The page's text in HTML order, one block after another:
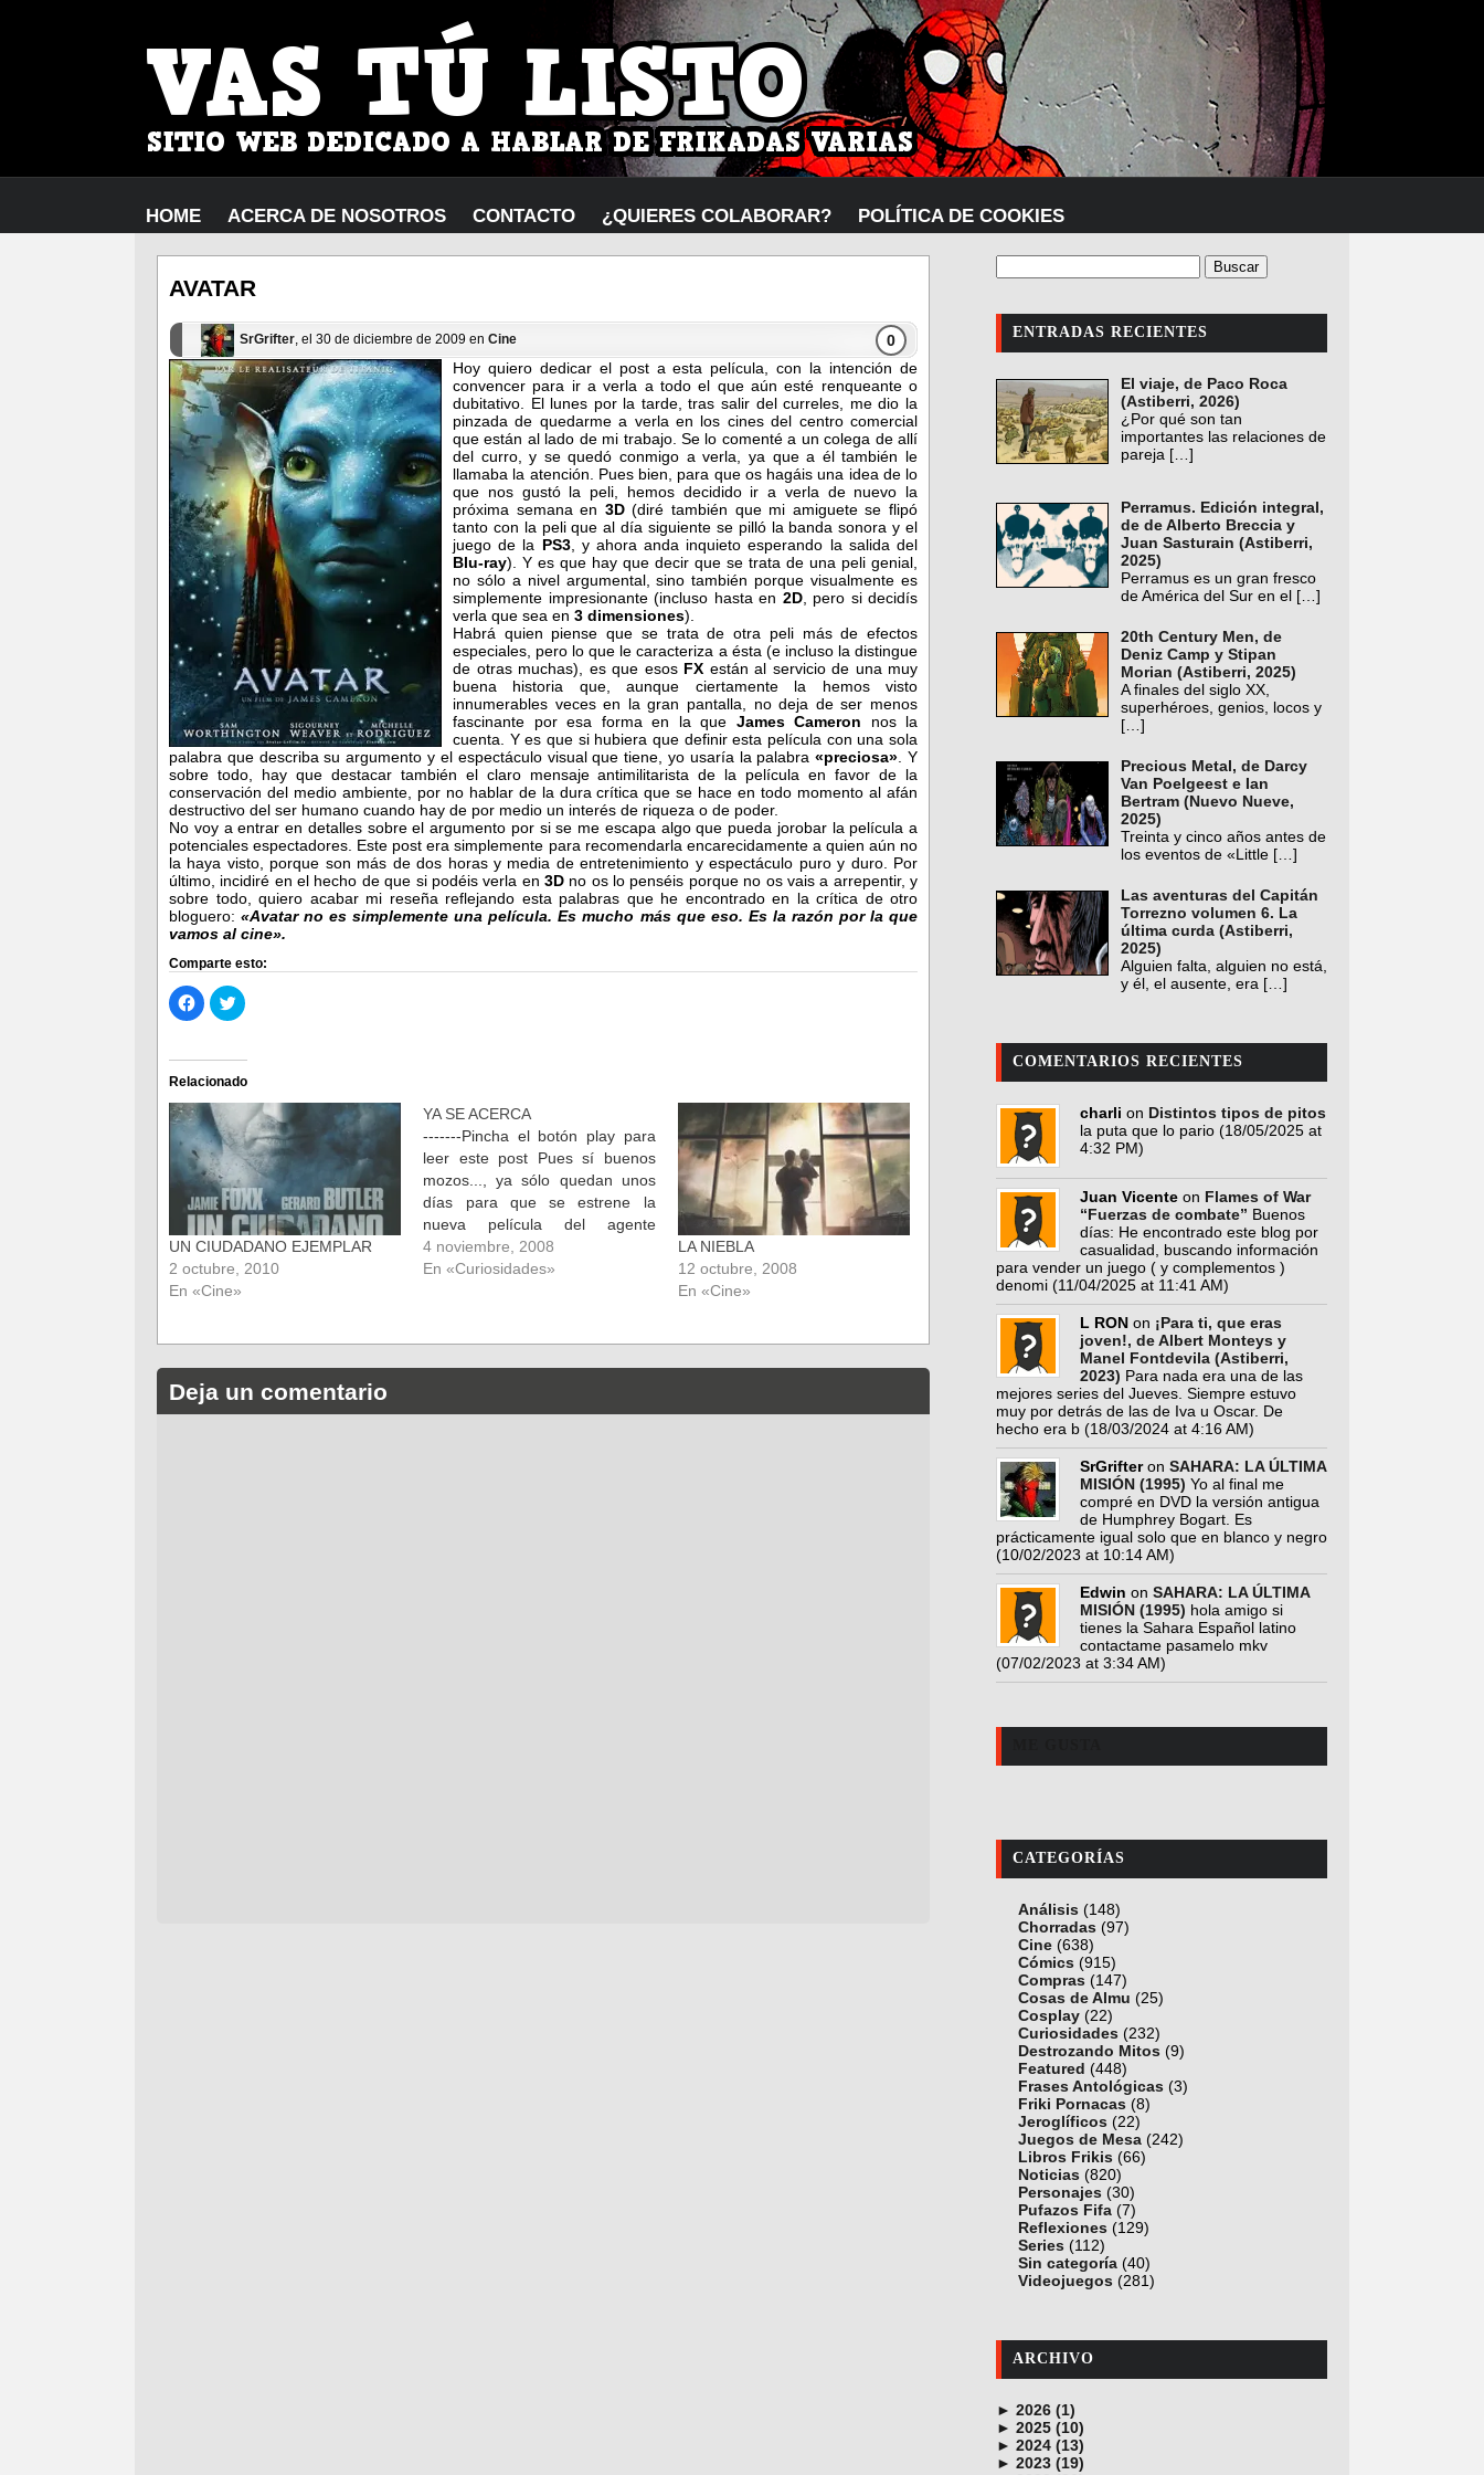
HOME ACERCA DE NOSOTROS CONTACTO ¿QUIERES COLABORAR? POLÍTICA DE COOKIES
AVATAR
SrGrifter, el 30 de diciembre de 2009 en Cine
0
Hoy quiero dedicar el post a esta película, con la intención de
convencer para ir a verla a todo el que aún esté renqueante o
dubitativo. El lunes por la tarde, tras salir del curreles, me dio la
pinzada de quedarme a verla en los cines del centro comercial
que están al lado de mi trabajo. Se lo comenté a un colega de allí
del curro, y se quedó conmigo a verla, ya que a él también le
llamaba la atención. Pues bien, para que os hagáis una idea de lo
que nos gustó la peli, hemos decidido ir a verla de nuevo la
próxima semana en 3D(diré también que mi amiguete se flipó
tanto con la peli que al día siguiente se pilló la banda sonora y el
juego de la PS3, y ahora anda inquieto esperando la salida del
Blu-ray). Y es que hay que decir que se trata de una peli genial,
no sólo a nivel argumental, sino también porque visualmente es
simplemente impresionante (incluso hasta en 2D, pero si decidís
verla que sea en 3 dimensiones).
Habrá quien piense que se trata de otra peli más de efectos
especiales, pero lo que le caracteriza a ésta (e incluso la distingue
de otras muchas), es que esos FX están al servicio de una muy
buena historia que, aunque ciertamente la hemos visto
innumerables veces en la gran pantalla, no deja de ser menos
fascinante por esa forma en la que James Cameron nos la
cuenta.
Y es que si hubiera que definir esta película con una sola
palabra que describa su argumento y el espectáculo visual que tiene, yo usaría la palabra«preciosa» . Y
sobre todo, hay que destacar también el claro mensaje antimilitarista de la película en favor de la
conservación del medio ambiente, por no hablar de la dura crítica que se hace en todo momento al afán
destructivo del ser humano cuando hay de por medio un interés de riqueza o de poder.
No voy a entrar en detalles sobre el argumento por si se me escapa algo que pueda jorobar la película a
potenciales espectadores. Este post era simplemente para recomendarla encarecidamente a quien aún no
la haya visto, porque son más de dos horas y media de entretenimiento y espectáculo puro y duro. Por
último, incidiré en el hecho de que si podéis verla en 3D no os lo penséis porque no os vais a arrepentir, y
sobre todo, quiero acabar mi reseña reflejando esta palabras que he encontrado en la crítica de otro
bloguero: «Avatar no es simplemente una película. Es mucho más que eso. Es la razón por la que
vamos al cine».
Comparte esto:
Haz
clic
para
Facebook
(Se
abre
en
una
ventana
nueva)
Haz
clic
Twitter
(Se
abre
en
una
ventana
nueva)
Relacionado
UN CIUDADANO EJEMPLAR
2 octubre, 2010
En «Cine»
YA SE ACERCA
-------Pincha el botón play para
leer este post Pues sí buenos
mozos..., ya sólo quedan unos
días para que se estrene la
nueva película del agente
secreto con mas clase y estilo de
la historia del cine. Esta nueva
4 noviembre, 2008
En «Curiosidades»
LA NIEBLA
12 octubre, 2008
En «Cine»
Deja un comentario
ENTRADAS RECIENTES
El viaje, de Paco Roca
(Astiberri, 2026)
¿Por qué son tan
importantes las relaciones de
pareja […]
Perramus. Edición integral,
de de Alberto Breccia y
Juan Sasturain (Astiberri,
2025)
Perramus es un gran fresco
de América del Sur en el […]
20th Century Men, de
Deniz Camp y Stipan
Morian (Astiberri, 2025)
A finales del siglo XX,
superhéroes, genios, locos y
[…]
Precious Metal, de Darcy
Van Poelgeest e Ian
Bertram (Nuevo Nueve,
2025)
Treinta y cinco años antes de
los eventos de «Little […]
Las aventuras del Capitán
Torrezno volumen 6. La
última curda (Astiberri,
2025)
Alguien falta, alguien no está,
y él, el ausente, era […]
COMENTARIOS RECIENTES
charli on Distintos tipos de pitos
la puta que lo pario (18/05/2025 at
4:32 PM)
Juan Vicente on Flames of War
“Fuerzas de combate” Buenos
días: He encontrado este blog por
casualidad, buscando información
para vender un juego ( y complementos )
denomi (11/04/2025 at 11:41 AM)
L RON on ¡Para ti, que eras
joven!, de Albert Monteys y
Manel Fontdevila (Astiberri,
2023) Para nada era una de las
mejores series del Jueves. Siempre estuvo
muy por detrás de las de Iva u Oscar. De
hecho era b (18/03/2024 at 4:16 AM)
SrGrifteron SAHARA: LA ÚLTIMA
MISIÓN (1995) Yo al final me
compré en DVD la versión antigua
de Humphrey Bogart. Es
prácticamente igual solo que en blanco y negro
(10/02/2023 at 10:14 AM)
Edwin on SAHARA: LA ÚLTIMA
MISIÓN (1995) hola amigo si
tienes la Sahara Español latino
contactame pasamelo mkv
(07/02/2023 at 3:34 AM)
CATEGORÍAS
Análisis (148)
Chorradas (97)
Cine (638)
Cómics (915)
Compras (147)
Cosas de Almu (25)
Cosplay (22)
Curiosidades (232)
Destrozando Mitos (9)
Featured (448)
Frases Antológicas (3)
Friki Pornacas (8)
Jeroglíficos (22)
Juegos de Mesa (242)
Libros Frikis (66)
Noticias (820)
Personajes (30)
Pufazos Fifa (7)
Reflexiones (129)
Series (112)
Sin categoría (40)
Videojuegos (281)
ARCHIVO
► 2026 (1)
junio (1)
► 2025 (10)
noviembre (1)
octubre (1)
► 2024 (13)
diciembre (4)
► 2023 (19)